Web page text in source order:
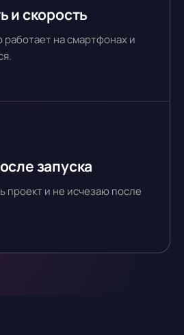
и скорость
на смартфонах и
запуска
проект и не исчезаю после